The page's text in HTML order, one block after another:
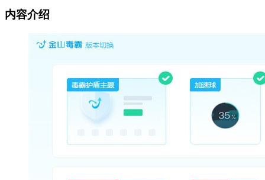
内容介绍